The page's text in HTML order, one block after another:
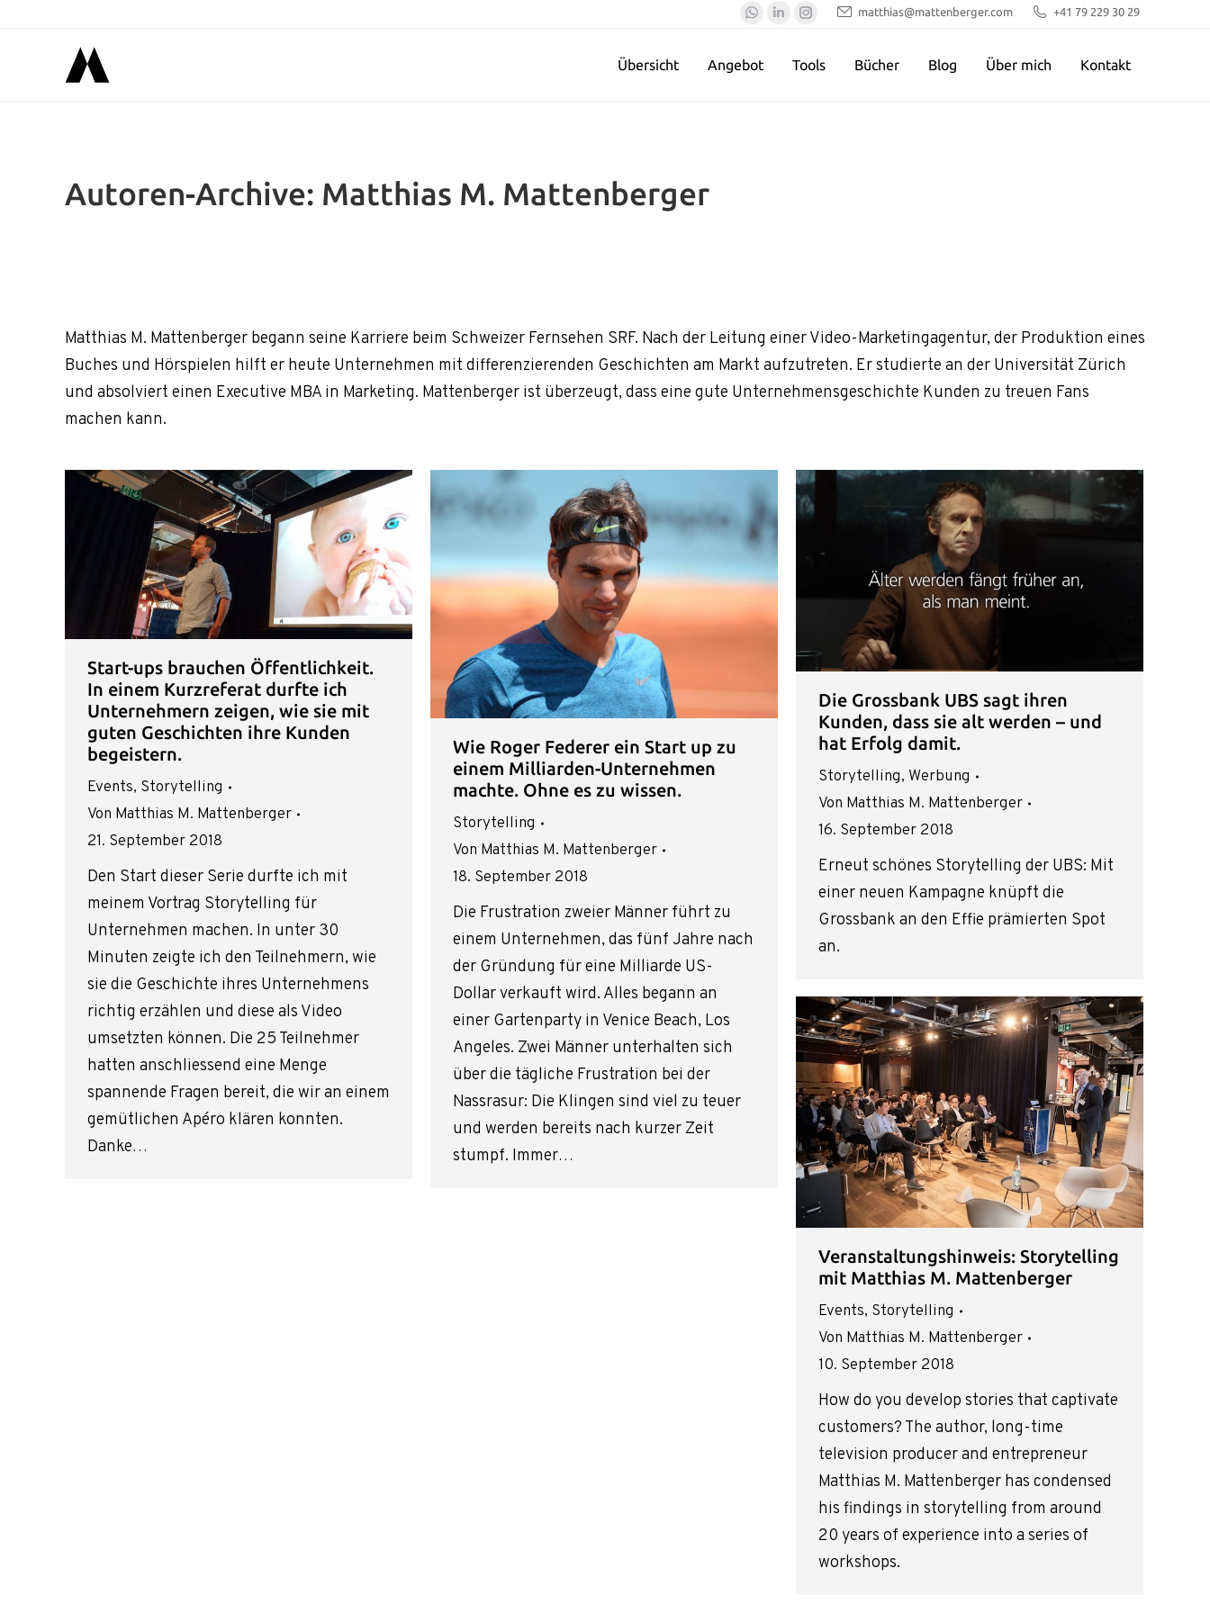
Whatsapp
opens
Linkedin
opens
Instagram
opens
matthias@mattenberger.com +41 79 229 30 29
Übersicht Angebot Tools Bücher Blog Über mich Kontakt
Autoren-Archive: Matthias M. Mattenberger
Matthias M. Mattenberger begann seine Karriere beim Schweizer Fernsehen SRF. Nach der Leitung einer Video-Marketingagentur, der Produktion eines
Buches und Hörspielen hilft er heute Unternehmen mit differenzierenden Geschichten am Markt aufzutreten. Er studierte an der Universität Zürich
und absolviert einen Executive MBA in Marketing. Mattenberger ist überzeugt, dass eine gute Unternehmensgeschichte Kunden zu treuen Fans
machen kann.
Start-ups brauchen Öffentlichkeit.
In einem Kurzreferat durfte ich
Unternehmern zeigen, wie sie mit
guten Geschichten ihre Kunden
begeistern.
Events, Storytelling
Von Matthias M. Mattenberger
21. September 2018
Den Start dieser Serie durfte ich mit
meinem Vortrag Storytelling für
Unternehmen machen. In unter 30
Minuten zeigte ich den Teilnehmern, wie
sie die Geschichte ihres Unternehmens
richtig erzählen und diese als Video
umsetzten können. Die 25 Teilnehmer
hatten anschliessend eine Menge
spannende Fragen bereit, die wir an einem
gemütlichen Apéro klären konnten.
Danke…
Wie Roger Federer ein Start up zu
einem Milliarden-Unternehmen
machte. Ohne es zu wissen.
Storytelling
Von Matthias M. Mattenberger
18. September 2018
Die Frustration zweier Männer führt zu
einem Unternehmen, das fünf Jahre nach
der Gründung für eine Milliarde US-
Dollar verkauft wird. Alles begann an
einer Gartenparty in Venice Beach, Los
Angeles. Zwei Männer unterhalten sich
über die tägliche Frustration bei der
Nassrasur: Die Klingen sind viel zu teuer
und werden bereits nach kurzer Zeit
stumpf. Immer…
Die Grossbank UBS sagt ihren
Kunden, dass sie alt werden – und
hat Erfolg damit.
Storytelling, Werbung
Von Matthias M. Mattenberger
16. September 2018
Erneut schönes Storytelling der UBS: Mit
einer neuen Kampagne knüpft die
Grossbank an den Effie prämierten Spot
an.
Veranstaltungshinweis: Storytelling
mit Matthias M. Mattenberger
Events, Storytelling
Von Matthias M. Mattenberger
10. September 2018
How do you develop stories that captivate
customers? The author, long-time
television producer and entrepreneur
Matthias M. Mattenberger has condensed
his findings in storytelling from around
20 years of experience into a series of
workshops.